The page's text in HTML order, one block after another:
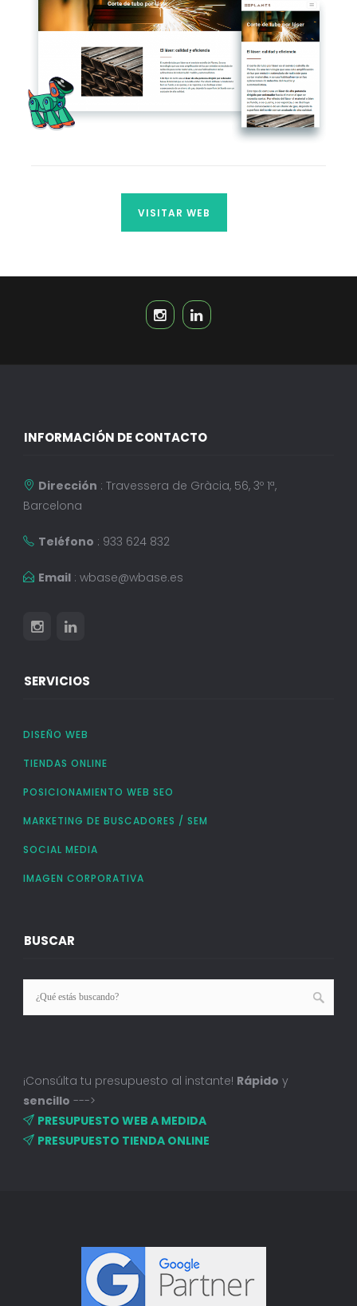
VISITAR WEB
INFORMACIÓN DE CONTACTO
Dirección : Travessera de Gràcia, 56, 3º 1ª,
Barcelona
Teléfono : 933 624 832
Email: wbase@wbase.es
SERVICIOS
DISEÑO WEB
TIENDAS ONLINE
POSICIONAMIENTO WEB SEO
MARKETING DE BUSCADORES / SEM
SOCIAL MEDIA
IMAGEN CORPORATIVA
BUSCAR
¡Consúlta tu presupuesto al instante! Rápido y
sencillo --->
PRESUPUESTO WEB A MEDIDA
PRESUPUESTO TIENDA ONLINE